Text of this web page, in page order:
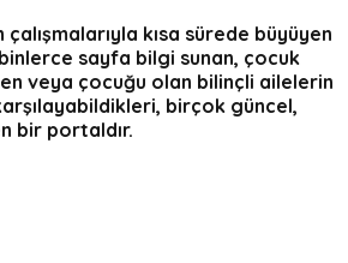
kısa sürede büyüyen
sayfa bilgi sunan, çocuk
veya çocuğu olan bilinçli ailelerin
birçok güncel,
bir portaldır.